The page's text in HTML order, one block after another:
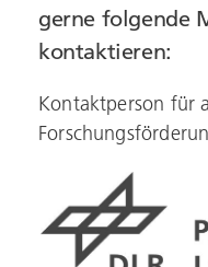
gerne folgende
kontaktieren:
Kontaktperson für